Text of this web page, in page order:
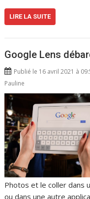
LIRE LA SUITE
Google Lens
Publié le 16 avril 2021 à
Pauline
Photos et le coller dans
ou dans une autre